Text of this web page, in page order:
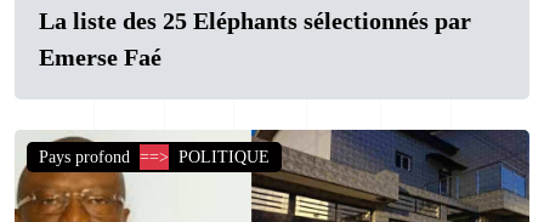
La liste des 25 Eléphants sélectionnés par
Emerse Faé
Pays profond ==> POLITIQUE